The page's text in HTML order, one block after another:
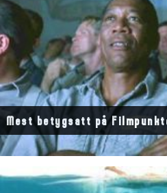
Mest betygsatt på